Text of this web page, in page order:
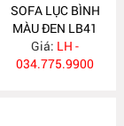
SOFA LỤC BÌNH
MÀU ĐEN LB41
Giá: LH -
034.775.9900